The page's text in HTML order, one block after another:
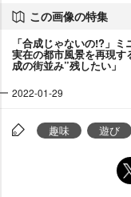
この画像の特集
「合成じゃないの!?」ミ
実在の都市風景を再現
成の街並み”残したい」
2022-01-29
趣味 遊び